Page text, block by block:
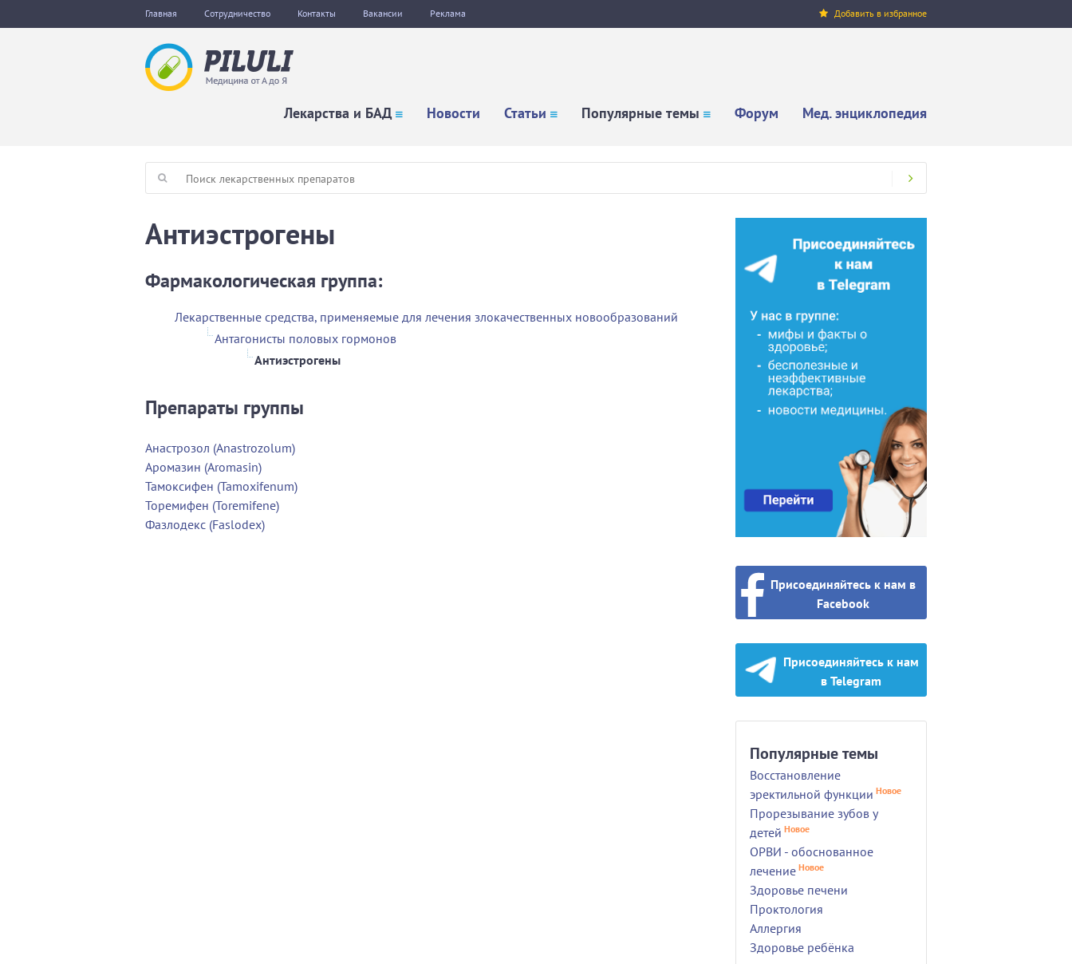
Главная Сотрудничество Контакты Вакансии Реклама Добавить в избранное
Лекарства и БАД Новости Статьи Популярные темы Форум Мед. энциклопедия
Антиэстрогены
Фармакологическая группа:
Лекарственные средства, применяемые для лечения злокачественных новообразований
Антагонисты половых гормонов
Антиэстрогены
Препараты группы
Анастрозол (Anastrozolum)
Аромазин (Aromasin)
Тамоксифен (Tamoxifenum)
Торемифен (Toremifene)
Фазлодекс (Faslodex)
Присоединяйтесь к нам в
Facebook
Присоединяйтесь к нам
в Telegram
Популярные темы
Восстановление
эректильной функции Новое
Прорезывание зубов у
детей Новое
ОРВИ - обоснованное
лечение Новое
Здоровье печени
Проктология
Аллергия
Здоровье ребёнка